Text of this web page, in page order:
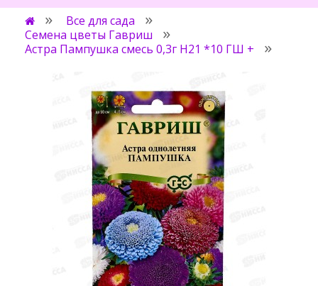
Все для сада
Семена цветы Гавриш
Астра Пампушка смесь 0,3г Н21 *10 ГШ +